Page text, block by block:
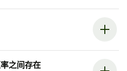
之间存在